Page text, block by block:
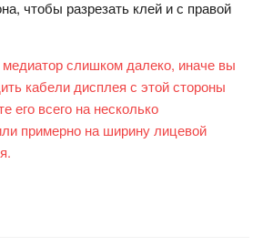
чтобы разрезать клей и с правой
слишком далеко, иначе вы
кабели дисплея с этой стороны
его всего на несколько
примерно на ширину лицевой